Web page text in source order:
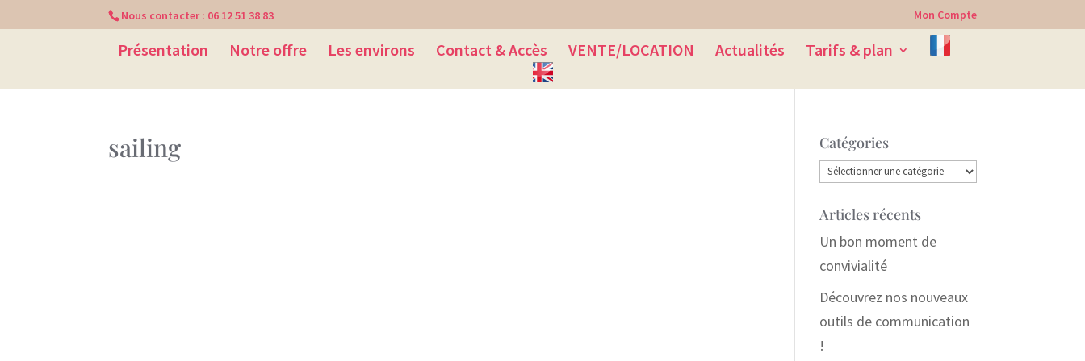
Nous contacter : 06 12 51 38 83 Mon Compte
Présentation Notre offre Les environs Contact & Accès VENTE/LOCATION Actualités Tarifs & plan
sailing Catégories
Catégories
Articles récents
Un bon moment de
convivialité
Découvrez nos nouveaux
outils de communication
!